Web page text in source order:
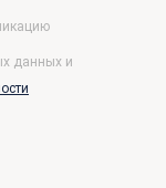
данных и